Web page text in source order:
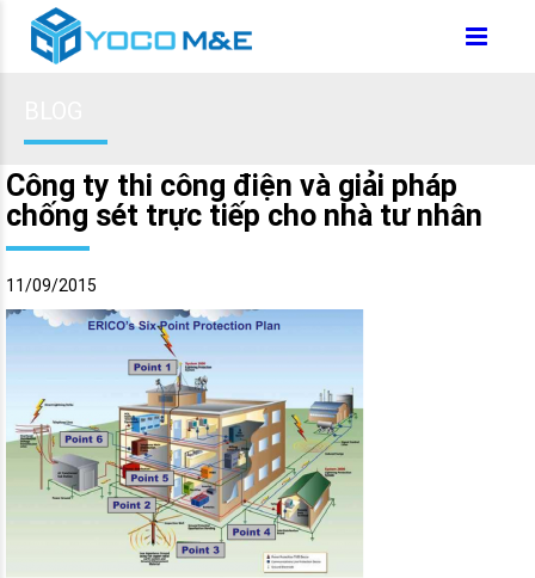
Công ty thi công điện và giải pháp
chống sét trực tiếp cho nhà tư nhân
11/09/2015